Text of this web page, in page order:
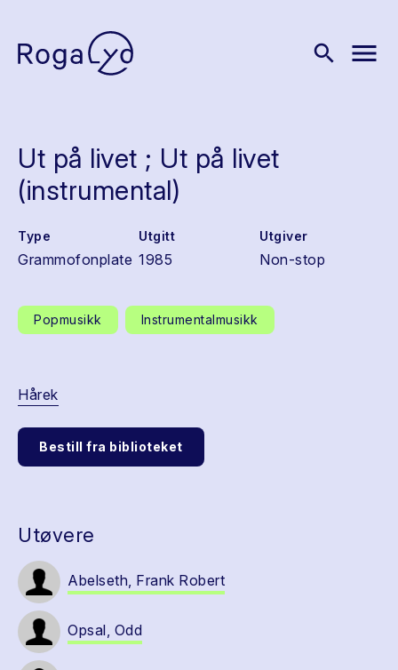
search menu
Ut på livet ; Ut på livet
(instrumental)
Type
Grammofonplate
Utgitt
1985
Utgiver
Non-stop
Popmusikk Instrumentalmusikk
Hårek
Bestill fra biblioteket
Utøvere
Abelseth, Frank Robert
Opsal, Odd